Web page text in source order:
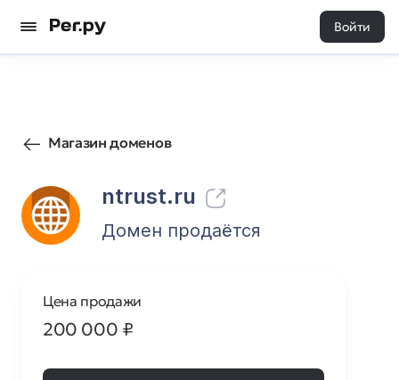
Войти
Магазин доменов
ntrust.ru
149 0
Домен продаётся
Цена продажи
200 000 ₽